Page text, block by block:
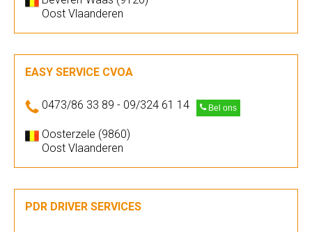
Oost Vlaanderen
EASY SERVICE CVOA
0473/86 33 89 - 09/324 61 14 Bel ons
Oosterzele (9860)
Oost Vlaanderen
PDR DRIVER SERVICES